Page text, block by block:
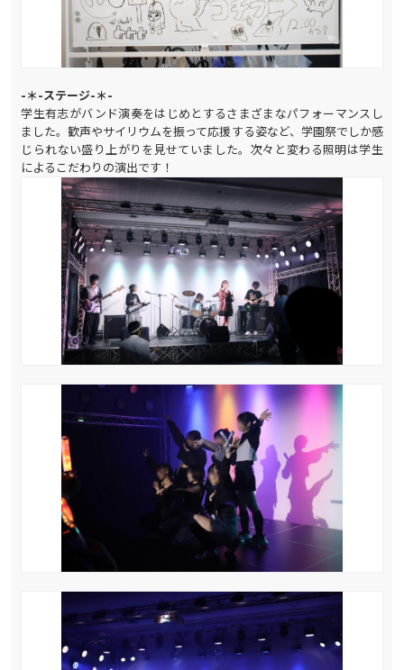
-＊-ステージ-＊-
学生有志がバンド演奏をはじめとするさまざまなパフォーマンスし
ました。歓声やサイリウムを振って応援する姿など、学園祭でしか感
じられない盛り上がりを見せていました。次々と変わる照明は学生
によるこだわりの演出です！